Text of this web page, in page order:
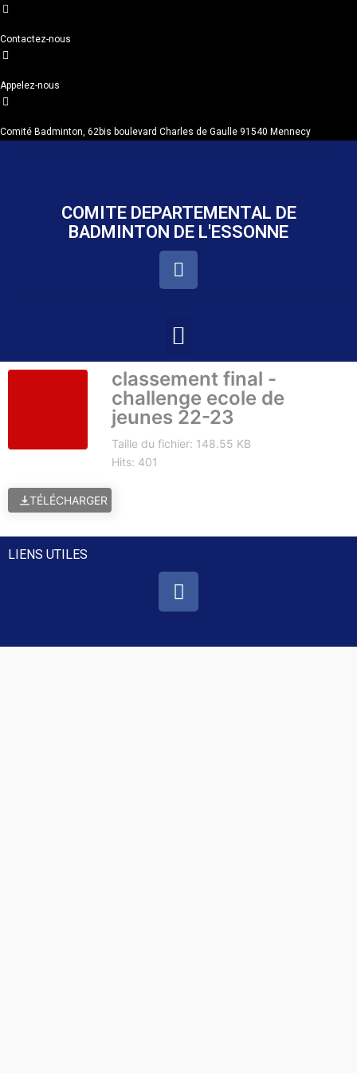
Contactez-nous
Appelez-nous
Comité Badminton, 62bis boulevard Charles de Gaulle 91540 Mennecy
COMITE DEPARTEMENTAL DE
BADMINTON DE L'ESSONNE
classement final -
challenge ecole de
jeunes 22-23
Taille du fichier: 148.55 KB
Hits: 401
TÉLÉCHARGER
LIENS UTILES